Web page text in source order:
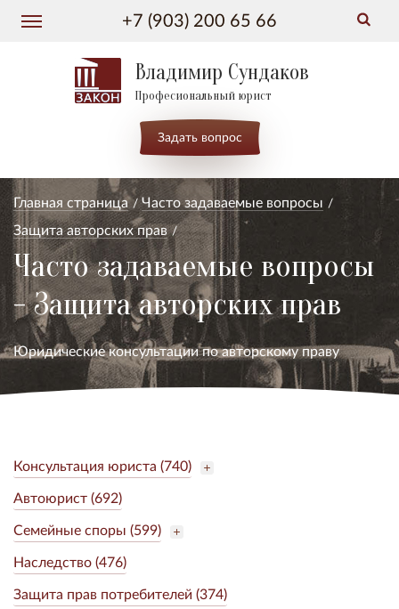
+7 (903) 200 65 66
Владимир Сундаков
Професиональный юрист
Задать вопрос
Главная страница
Часто задаваемые вопросы
Защита авторских прав
Часто задаваемые вопросы
- Защита авторских прав
Юридические консультации по авторскому праву
Консультация юриста (740)
Автоюрист (692)
Семейные споры (599)
Наследство (476)
Защита прав потребителей (374)